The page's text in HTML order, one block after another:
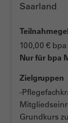
Saarland
100,00 €
Nur für bpa
Zielgruppen
-
Grundkurs